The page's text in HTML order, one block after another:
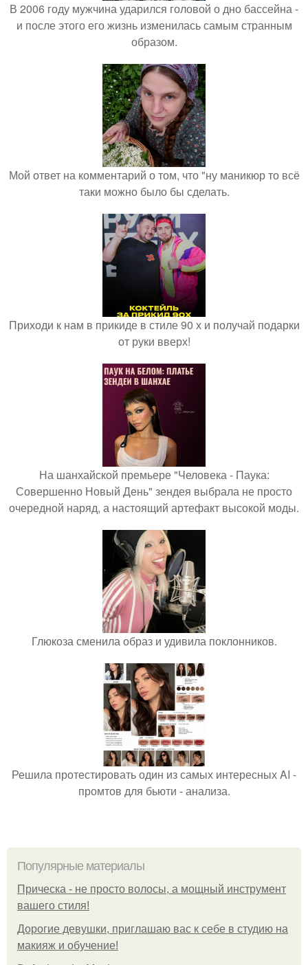
В 2006 году мужчина ударился головой о дно бассейна -
и после этого его жизнь изменилась самым странным
образом.
Мой ответ на комментарий о том, что "ну маникюр то всё
таки можно было бы сделать.
Приходи к нам в прикиде в стиле 90 х и получай подарки
от руки вверх!
На шанхайской премьере "Человека - Паука:
Совершенно Новый День" зендея выбрала не просто
очередной наряд, а настоящий артефакт высокой моды.
Глюкоза сменила образ и удивила поклонников.
Решила протестировать один из самых интересных AI -
промтов для бьюти - анализа.
Популярные материалы
Прическа - не просто волосы, а мощный инструмент
вашего стиля!
Дорогие девушки, приглашаю вас к себе в студию на
макияж и обучение!